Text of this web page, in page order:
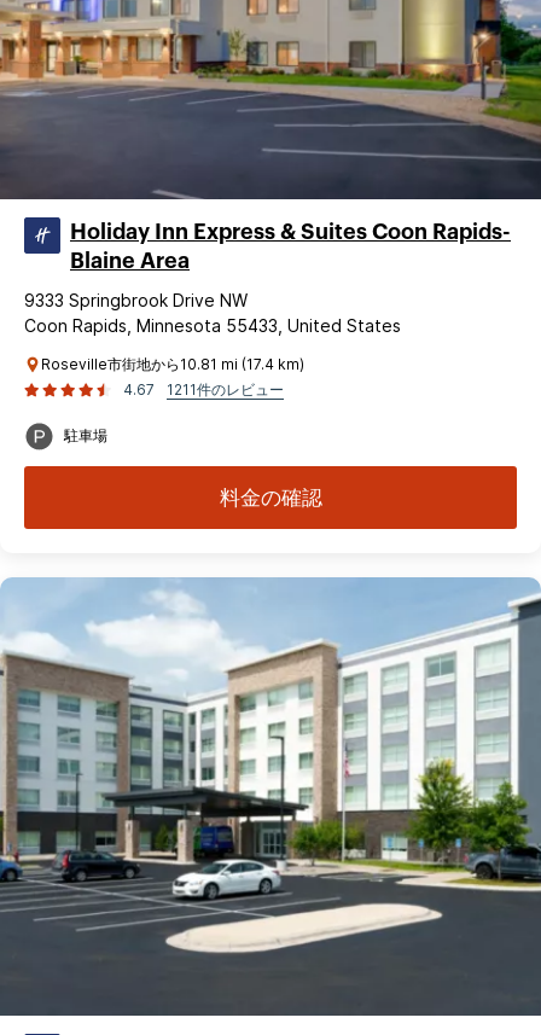
Holiday Inn Express & Suites Coon Rapids-
Blaine Area
9333 Springbrook Drive NW
Coon Rapids, Minnesota 55433, United States
Roseville市街地から10.81 mi (17.4 km)
4.67
1211件のレビュー
駐車場
料金の確認